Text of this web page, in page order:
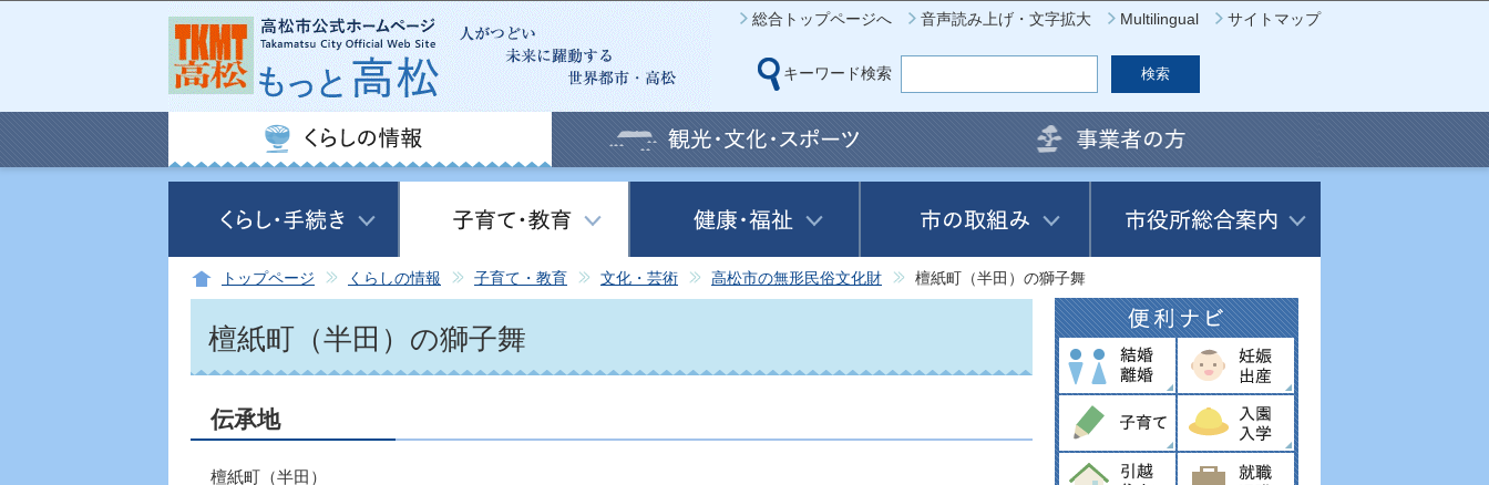
このページの本文へ移動
総合トップページへ 音声読み上げ・文字拡大 Multilingual サイトマップ
キーワード検索
トップページ くらしの情報 子育て・教育 文化・芸術 高松市の無形民俗文化財 檀紙町（半田）の獅子舞
檀紙町（半田）の獅子舞
伝承地
檀紙町（半田）